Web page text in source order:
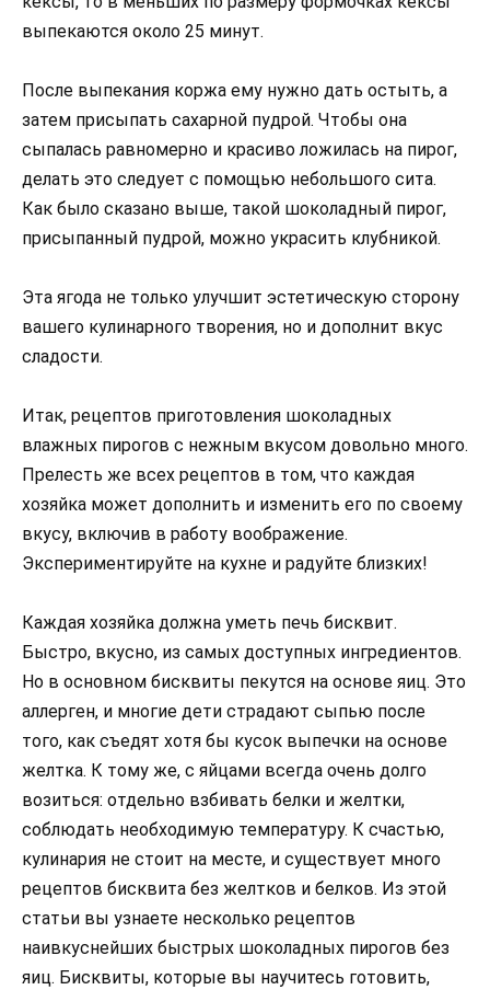
выпекаются около 25 минут.
После выпекания коржа ему нужно дать остыть, а
затем присыпать сахарной пудрой. Чтобы она
сыпалась равномерно и красиво ложилась на пирог,
делать это следует с помощью небольшого сита.
Как было сказано выше, такой шоколадный пирог,
присыпанный пудрой, можно украсить клубникой.
Эта ягода не только улучшит эстетическую сторону
вашего кулинарного творения, но и дополнит вкус
сладости.
Итак, рецептов приготовления шоколадных
влажных пирогов с нежным вкусом довольно много.
Прелесть же всех рецептов в том, что каждая
хозяйка может дополнить и изменить его по своему
вкусу, включив в работу воображение.
Экспериментируйте на кухне и радуйте близких!
Каждая хозяйка должна уметь печь бисквит.
Быстро, вкусно, из самых доступных ингредиентов.
Но в основном бисквиты пекутся на основе яиц. Это
аллерген, и многие дети страдают сыпью после
того, как съедят хотя бы кусок выпечки на основе
желтка. К тому же, с яйцами всегда очень долго
возиться: отдельно взбивать белки и желтки,
соблюдать необходимую температуру. К счастью,
кулинария не стоит на месте, и существует много
рецептов бисквита без желтков и белков. Из этой
статьи вы узнаете несколько рецептов
наивкуснейших быстрых шоколадных пирогов без
яиц. Бисквиты, которые вы научитесь готовить,